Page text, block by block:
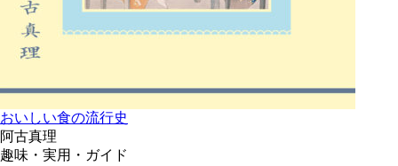
おいしい食の流行史
阿古真理
趣味・実用・ガイド